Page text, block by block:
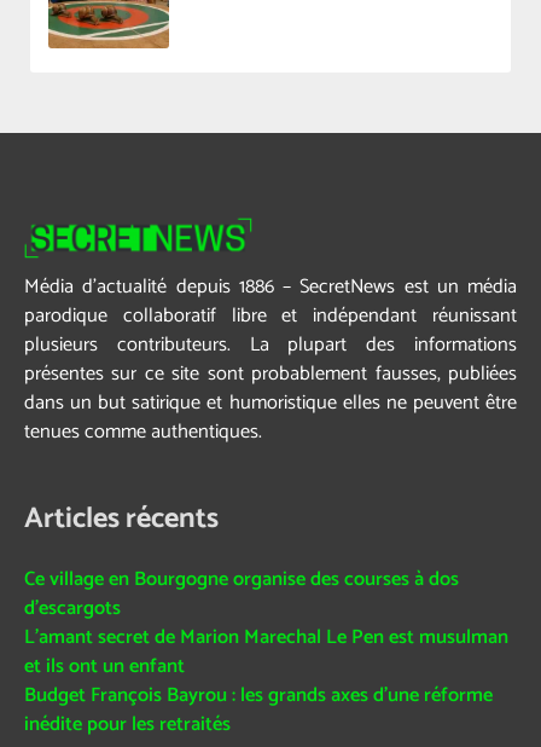
Média d’actualité depuis 1886 – SecretNews est un média
parodique collaboratif libre et indépendant réunissant
plusieurs contributeurs. La plupart des informations
présentes sur ce site sont probablement fausses, publiées
dans un but satirique et humoristique elles ne peuvent être
tenues comme authentiques.
Articles récents
Ce village en Bourgogne organise des courses à dos
d’escargots
L’amant secret de Marion Marechal Le Pen est musulman
et ils ont un enfant
Budget François Bayrou : les grands axes d’une réforme
inédite pour les retraités